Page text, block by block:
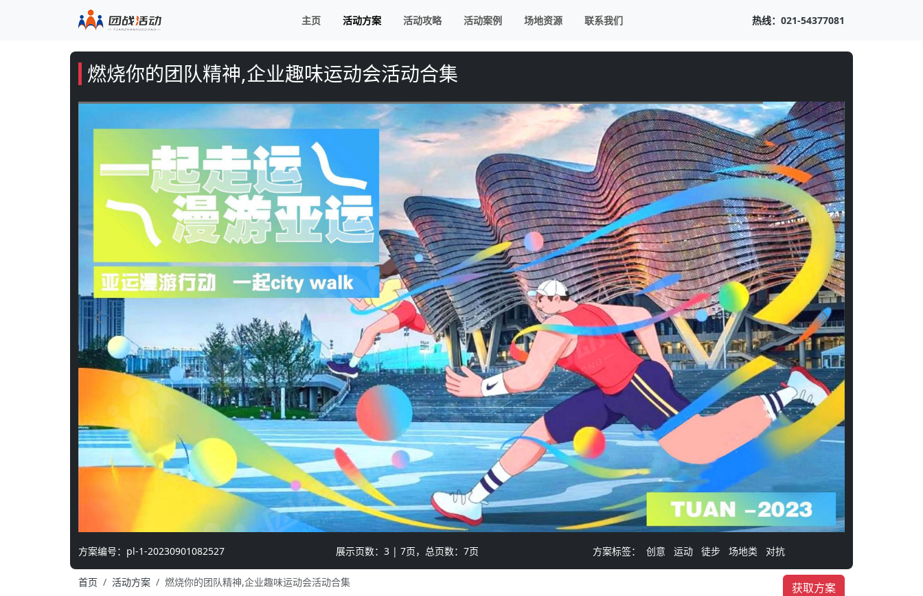
主页 活动方案 活动攻略 活动案例 场地资源 联系我们 热线： 021-54377081
燃烧你的团队精神,企业趣味运动会活动合集
方案编号：pl-1-20230901082527 展示页数： 4| 7页，总页数：7页 方案标签： 创意 运动 徒步 场地类 对抗
首页 活动方案 燃烧你的团队精神,企业趣味运动会活动合集 获取方案